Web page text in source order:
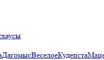
ДагомысВеселоеКудепста